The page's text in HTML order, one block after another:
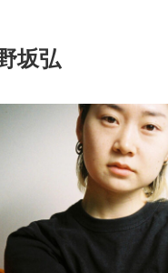
坂弘